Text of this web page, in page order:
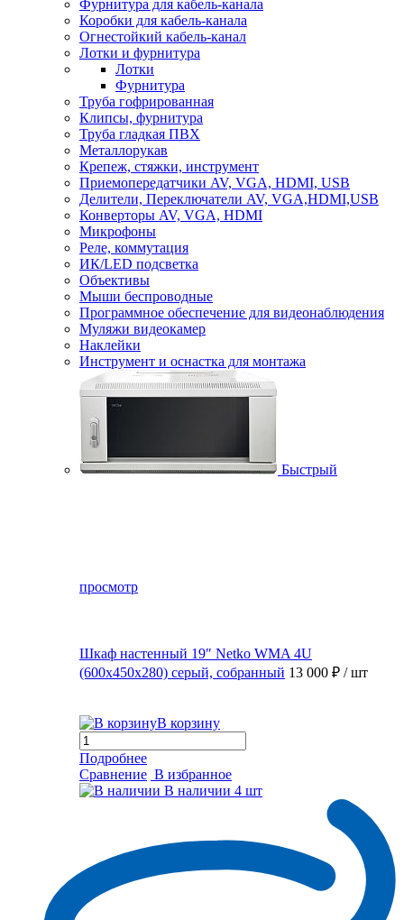
Фурнитура для кабель-канала
Коробки для кабель-канала
Огнестойкий кабель-канал
Лотки и фурнитура
Лотки
Фурнитура
Труба гофрированная
Клипсы, фурнитура
Труба гладкая ПВХ
Металлорукав
Крепеж, стяжки, инструмент
Приемопередатчики AV, VGA, HDMI, USB
Делители, Переключатели AV, VGA,HDMI,USB
Конверторы AV, VGA, HDMI
Микрофоны
Реле, коммутация
ИК/LED подсветка
Объективы
Мыши беспроводные
Программное обеспечение для видеонаблюдения
Муляжи видеокамер
Наклейки
Инструмент и оснастка для монтажа
Быстрый
просмотр
Шкаф настенный 19″ Netko WMA 4U
(600x450x280) серый, собранный 13 000 ₽ / шт
В корзину
Подробнее
Сравнение В избранное
В наличии 4 шт